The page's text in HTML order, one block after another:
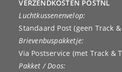
VERZENDKOSTEN POSTNL
Luchtkussenenvelop:
Standaard Post (geen Track
Brievenbuspakketje:
Via Postservice (met Track &
Pakket / Doos: